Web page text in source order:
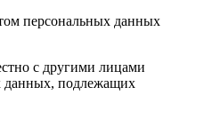
персональных данных
с другими лицами
данных, подлежащих